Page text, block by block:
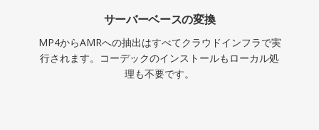
サーバーベースの変換
MP4からAMRへの抽出はすべてクラウドインフラで実
行されます。コーデックのインストールもローカル処
理も不要です。